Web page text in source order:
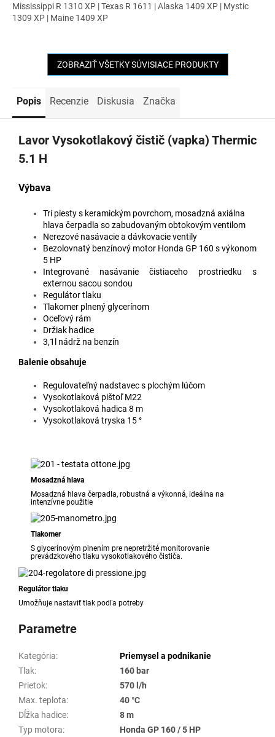
Mississippi R 1310 XP | Texas R 1611 | Alaska 1409 XP | Mystic
1309 XP | Maine 1409 XP
ZOBRAZIŤ VŠETKY SÚVISIACE PRODUKTY
Popis Recenzie Diskusia Značka
Lavor Vysokotlakový čistič (vapka) Thermic
5.1 H
Výbava
Tri piesty s keramickým povrchom, mosadzná axiálna
hlava čerpadla so zabudovaným obtokovým ventilom
Nerezové nasávacie a dávkovacie ventily
Bezolovnatý benzínový motor Honda GP 160 s výkonom
5 HP
Integrované nasávanie čistiaceho prostriedku s
externou sacou sondou
Regulátor tlaku
Tlakomer plnený glycerínom
Oceľový rám
Držiak hadice
3,1l nádrž na benzín
Balenie obsahuje
Regulovateľný nadstavec s plochým lúčom
Vysokotlaková pištoľ M22
Vysokotlaková hadica 8 m
Vysokotlaková tryska 15 °
Mosadzná hlava
Mosadzná hlava čerpadla, robustná a výkonná, ideálna na
intenzívne použitie
Tlakomer
S glycerínovým plnením pre nepretržité monitorovanie
prevádzkového tlaku vysokotlakového čističa.
Regulátor tlaku
Umožňuje nastaviť tlak podľa potreby
Parametre
Kategória:
Priemysel a podnikanie
Tlak:
160 bar
Prietok:
570 l/h
Max. teplota:
40 °C
Dĺžka hadice:
8 m
Typ motora:
Honda GP 160 / 5 HP